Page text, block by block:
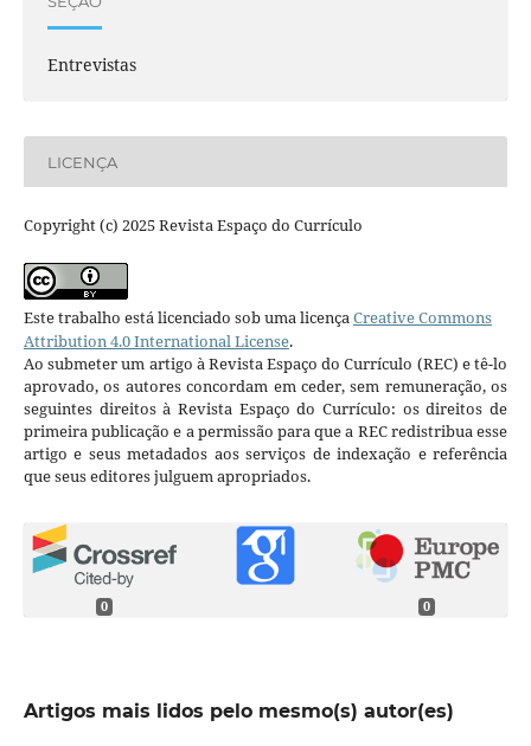
Entrevistas
LICENÇA
Copyright (c) 2025 Revista Espaço do Currículo
Este trabalho está licenciado sob uma licençaCreative Commons
Attribution 4.0 International License.
Ao submeter um artigo à Revista Espaço do Currículo (REC) e tê-lo
aprovado, os autores concordam em ceder, sem remuneração, os
seguintes direitos à Revista Espaço do Currículo: os direitos de
primeira publicação e a permissão para que a REC redistribua esse
artigo e seus metadados aos serviços de indexação e referência
que seus editores julguem apropriados.
0 0
Artigos mais lidos pelo mesmo(s) autor(es)